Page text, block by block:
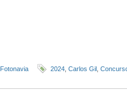
Fotonavia 2024 Carlos Gil